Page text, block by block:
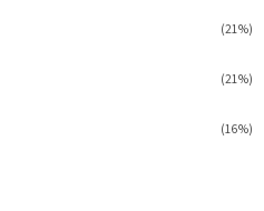
(21%)
(21%)
(16%)